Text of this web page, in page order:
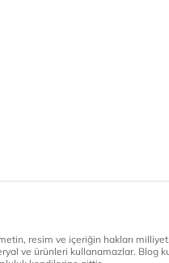
resim ve içeriğin hakları
ve ürünleri kullanamazlar. Blog